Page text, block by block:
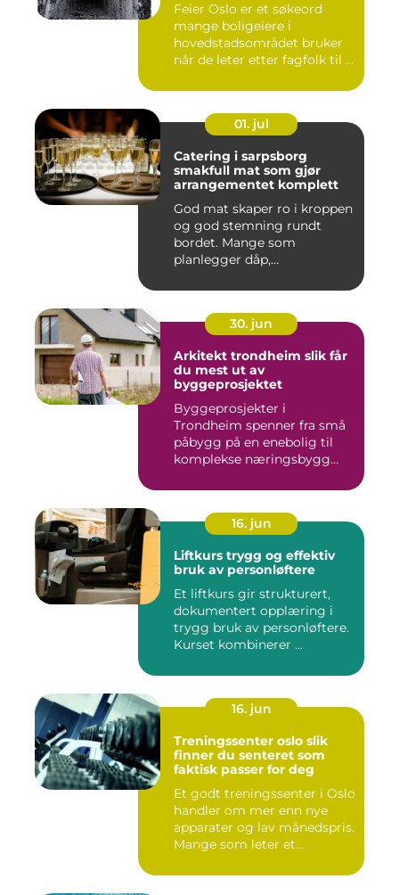
Feier Oslo er et søkeord
mange boligeiere i
hovedstadsområdet bruker
når de leter etter fagfolk til ...
01. jul
Catering i sarpsborg
smakfull mat som gjør
arrangementet komplett
God mat skaper ro i kroppen
og god stemning rundt
bordet. Mange som
planlegger dåp,
30. jun
Arkitekt trondheim slik får
du mest ut av
byggeprosjektet
Byggeprosjekter i
Trondheim spenner fra små
påbygg på en enebolig til
komplekse næringsbygg
16. jun
Liftkurs trygg og effektiv
bruk av personløftere
Et liftkurs gir strukturert,
dokumentert opplæring i
trygg bruk av personløftere.
Kurset kombinerer ...
16. jun
Treningssenter oslo slik
finner du senteret som
faktisk passer for deg
Et godt treningssenter i Oslo
handler om mer enn nye
apparater og lav månedspris.
Mange som leter et...